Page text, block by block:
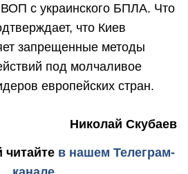
с украинского БПЛА. Что
что Киев
запрещенные методы
под молчаливое
европейских стран.
Николай Скубаев
читайте в нашем Телеграм-